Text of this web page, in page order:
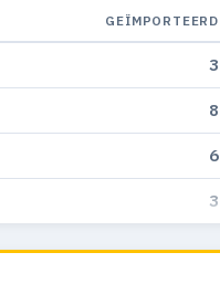
GEÏMPORTEERD
3
8
6
3